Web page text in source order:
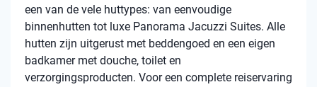
een van de vele huttypes: van eenvoudige
binnenhutten tot luxe Panorama Jacuzzi Suites. Alle
hutten zijn uitgerust met beddengoed en een eigen
badkamer met douche, toilet en
verzorgingsproducten. Voor een complete reiservaring